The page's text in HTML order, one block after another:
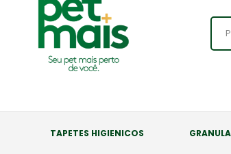
TAPETES HIGIENICOS